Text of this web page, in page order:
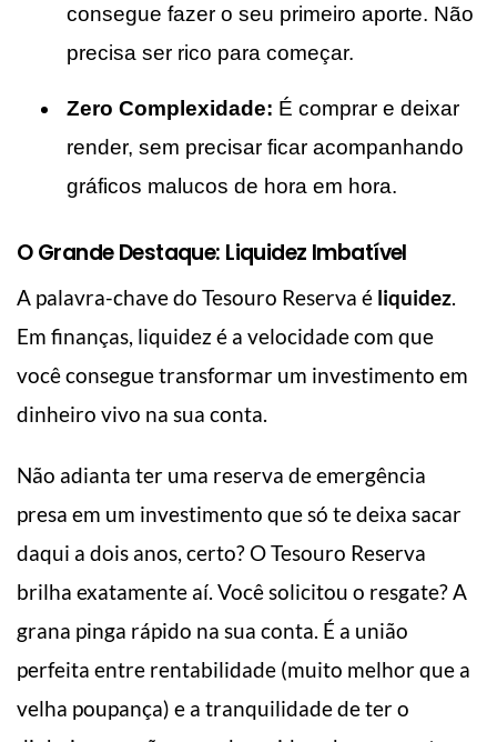
consegue fazer o seu primeiro aporte. Não
precisa ser rico para começar.
Zero Complexidade: É comprar e deixar
render, sem precisar ficar acompanhando
gráficos malucos de hora em hora.
O Grande Destaque: Liquidez Imbatível
A palavra-chave do Tesouro Reserva é liquidez.
Em finanças, liquidez é a velocidade com que
você consegue transformar um investimento em
dinheiro vivo na sua conta.
Não adianta ter uma reserva de emergência
presa em um investimento que só te deixa sacar
daqui a dois anos, certo? O Tesouro Reserva
brilha exatamente aí. Você solicitou o resgate? A
grana pinga rápido na sua conta. É a união
perfeita entre rentabilidade (muito melhor que a
velha poupança) e a tranquilidade de ter o